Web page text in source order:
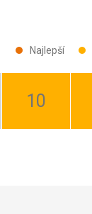
Najlepší
Október: